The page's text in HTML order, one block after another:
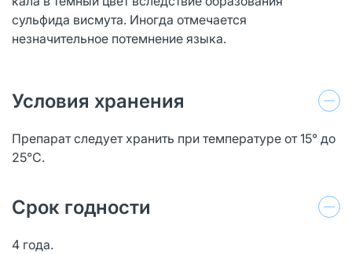
сульфида висмута. Иногда отмечается
незначительное потемнение языка.
Условия хранения
Препарат следует хранить при температуре от 15° до
25°C.
Срок годности
4 года.